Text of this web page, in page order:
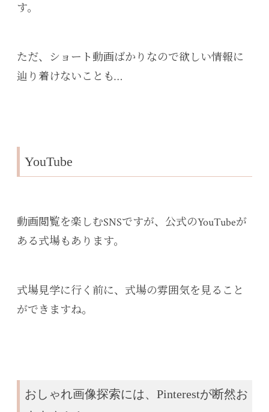
す。
ただ、ショート動画ばかりなので欲しい情報に
辿り着けないことも…
YouTube
動画閲覧を楽しむSNSですが、公式のYouTubeが
ある式場もあります。
式場見学に行く前に、式場の雰囲気を見ること
ができますね。
おしゃれ画像探索には、Pinterestが断然お